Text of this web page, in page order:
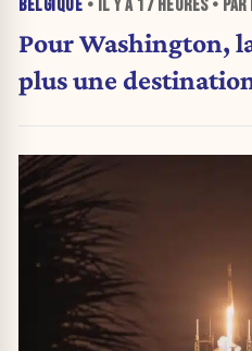
BELGIQUE • IL Y A 17 HEURES• PAR
Pour Washington,
plus une